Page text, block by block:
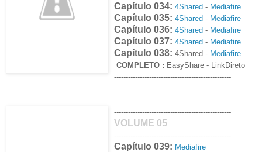
Capítulo 034: 4Shared - Mediafire
Capítulo 035: 4Shared - Mediafire
Capítulo 036: 4Shared - Mediafire
Capítulo 037: 4Shared - Mediafire
Capítulo 038: 4Shared - Mediafire
COMPLETO : EasyShare - LinkDireto
--------------------------------------------------
--------------------------------------------------
VOLUME 05
--------------------------------------------------
Capítulo 039: Mediafire